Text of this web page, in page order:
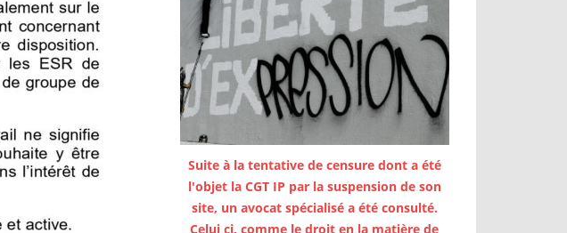
Suite à la tentative de censure dont a été
l'objet la CGT IP par la suspension de son
site, un avocat spécialisé a été consulté.
Celui ci, comme le droit en la matière de